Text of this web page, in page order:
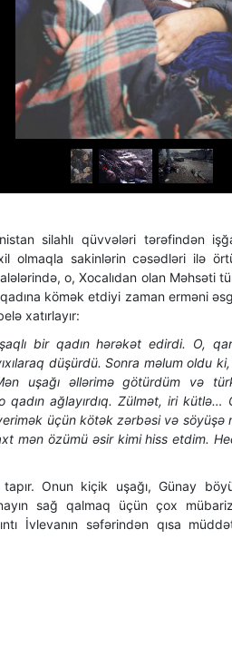
silahlı qüvvələri tərəfindən
olmaqla sakinlərin cəsədləri ilə
o, Xocalıdan olan Məhsəti
kömək etdiyi zaman erməni
xatırlayır:
bir qadın hərəkət edirdi. O,
düşürdü. Sonra məlum oldu
uşağı əllərimə götürdüm və
ağlayırdıq. Zülmət, iri kütlə…
üçün kötək zərbəsi və söyüşə
mən özümü əsir kimi hiss etdim.
Onun kiçik uşağı, Günay
sağ qalmaq üçün çox
İvlevanın səfərindən qısa